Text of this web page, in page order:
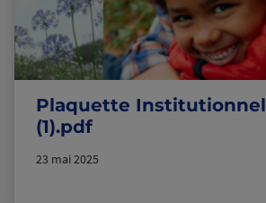
Plaquette
(1).pdf
23 mai 2025